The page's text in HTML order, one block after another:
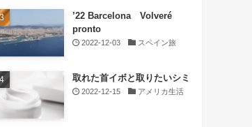
’22 Barcelona Volveré
pronto
2022-12-03 スペイン旅
取れた首イボと取りたいシミ
2022-12-15 アメリカ生活